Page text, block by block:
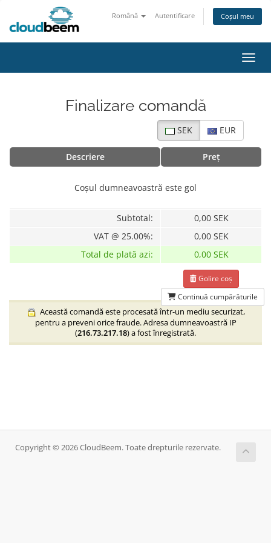
Română Autentificare Coșul meu
Finalizare comandă
SEK EUR
Descriere Preț
Coșul dumneavoastră este gol
Subtotal:
0,00 SEK
VAT @ 25.00%:
0,00 SEK
Total de plată azi:
0,00 SEK
Golire coș
Continuă cumpărăturile
Această comandă este procesată într-un mediu securizat,
pentru a preveni orice fraude. Adresa dumneavoastră IP
(216.73.217.18) a fost înregistrată.
Copyright © 2026 CloudBeem. Toate drepturile rezervate.